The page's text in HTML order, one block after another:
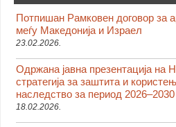
Потпишан Рамковен договор за
меѓу Македонија и Израел
23.02.2026.
Одржана јавна презентација на
стратегија за заштита и
наследство за период 2026–2030
18.02.2026.